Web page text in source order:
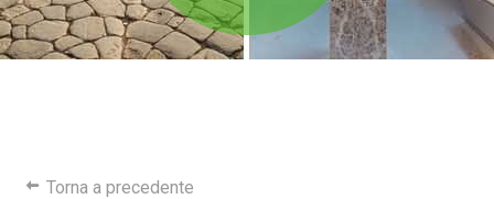
Torna a precedente